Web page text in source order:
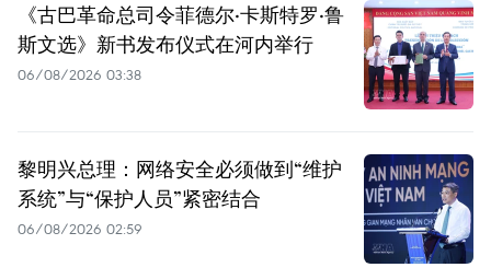
《古巴革命总司令菲德尔·卡斯特罗·鲁
斯文选》新书发布仪式在河内举行
06/08/2026 03:38
黎明兴总理：网络安全必须做到“维护
系统”与“保护人员”紧密结合
06/08/2026 02:59